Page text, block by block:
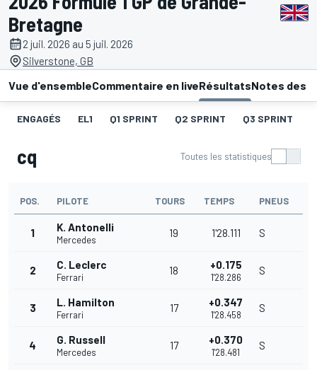
Bretagne
2 juil. 2026 au 5 juil. 2026
Silverstone, GB
Vue d'ensembleCommentaire en liveRésultatsNotes des
ENGAGÉS EL1 Q1 SPRINT Q2 SPRINT Q3 SPRINT
cq Toutes les statistiques
POS. PILOTE TOURS TEMPS PNEUS
1 K. Antonelli
Mercedes
19 1'28.111 S
2 C. Leclerc
Ferrari
18 +0.175
1'28.286
S
3 L. Hamilton
Ferrari
17 +0.347
1'28.458
S
4 G. Russell
Mercedes
17 +0.370
1'28.481
S